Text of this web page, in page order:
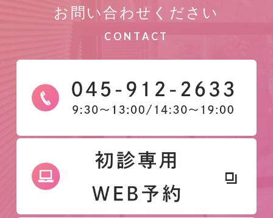
お問い合わせください
CONTACT